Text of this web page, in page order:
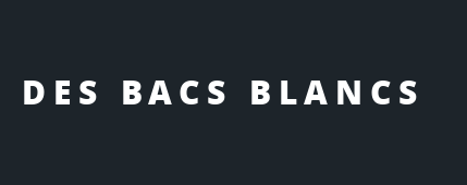
DES BACS BLANCS